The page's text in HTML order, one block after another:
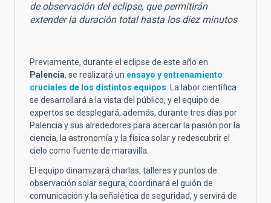
de observación del eclipse, que permitirán
extender la duración total hasta los diez minutos
Previamente, durante el eclipse de este año en
Palencia, se realizará un ensayo y entrenamiento
cruciales de los distintos equipos . La labor científica
se desarrollará a la vista del público, y el equipo de
expertos se desplegará, además, durante tres días por
Palencia y sus alrededores para acercar la pasión por la
ciencia, la astronomía y la física solar y redescubrir el
cielo como fuente de maravilla.
El equipo dinamizará charlas, talleres y puntos de
observación solar segura, coordinará el guión de
comunicación y la señalética de seguridad, y servirá de